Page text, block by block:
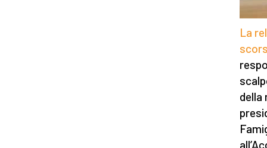
La
della